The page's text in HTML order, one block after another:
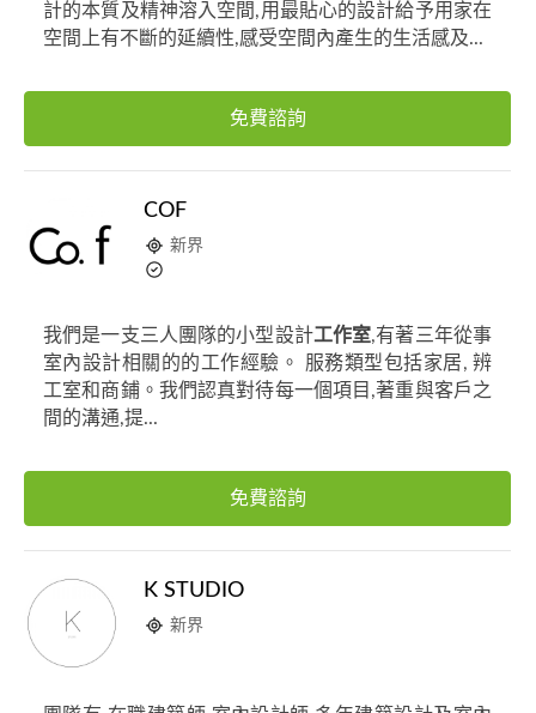
計的本質及精神溶入空間,用最貼心的設計給予用家在
空間上有不斷的延續性,感受空間內產生的生活感及...
免費諮詢
COF
新界
我們是一支三人團隊的小型設計工作室,有著三年從事
室內設計相關的的工作經驗。 服務類型包括家居, 辨
工室和商鋪。我們認真對待每一個項目,著重與客戶之
間的溝通,提...
免費諮詢
K STUDIO
新界